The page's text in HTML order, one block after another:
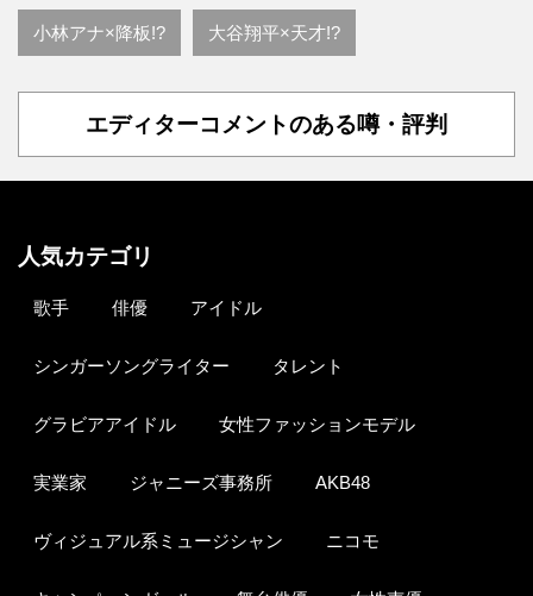
小林アナ×降板!? 大谷翔平×天才!?
エディターコメントのある噂・評判
人気カテゴリ
歌手 俳優 アイドル
シンガーソングライター タレント
グラビアアイドル 女性ファッションモデル
実業家 ジャニーズ事務所 AKB48
ヴィジュアル系ミュージシャン ニコモ